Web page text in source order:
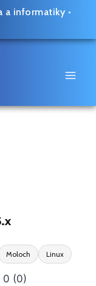
a informatiky •
Moloch Linux
0 (0)